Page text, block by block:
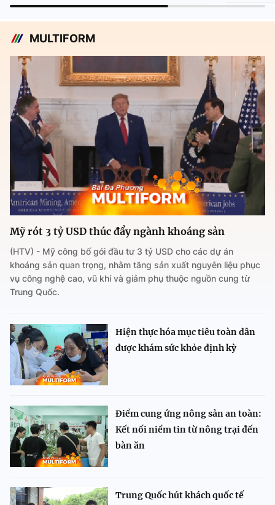
MULTIFORM
Mỹ rót 3 tỷ USD thúc đẩy ngành khoáng sản
(HTV) - Mỹ công bố gói đầu tư 3 tỷ USD cho các dự án
khoáng sản quan trọng, nhằm tăng sản xuất nguyên liệu phục
vụ công nghệ cao, vũ khí và giảm phụ thuộc nguồn cung từ
Trung Quốc.
Hiện thực hóa mục tiêu toàn dân
được khám sức khỏe định kỳ
Điểm cung ứng nông sản an toàn:
Kết nối niềm tin từ nông trại đến
bàn ăn
Trung Quốc hút khách quốc tế